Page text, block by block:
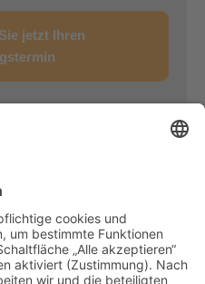
jetzt Ihren
ausschließen?
bei